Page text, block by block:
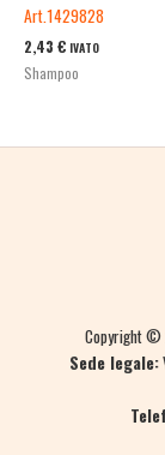
Art.1429828
2,43 € IVATO
Shampoo
Copyright ©
Sede legale: